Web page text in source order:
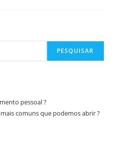
PESQUISAR
pessoal ?
comuns que podemos abrir ?